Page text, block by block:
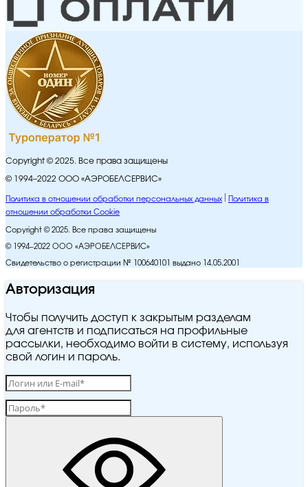
Copyright © 2025. Все права защищены
© 1994–2022 ООО «АЭРОБЕЛСЕРВИС»
Политика в отношении обработки персональных данных
Политика в
отношении обработки Cookie
Copyright © 2025. Все права защищены
© 1994–2022 ООО «АЭРОБЕЛСЕРВИС»
Свидетельство о регистрации № 100640101 выдано 14.05.2001
Авторизация
Чтобы получить доступ к закрытым разделам
для агентств и подписаться на профильные
рассылки, необходимо войти в систему, используя
свой логин и пароль.